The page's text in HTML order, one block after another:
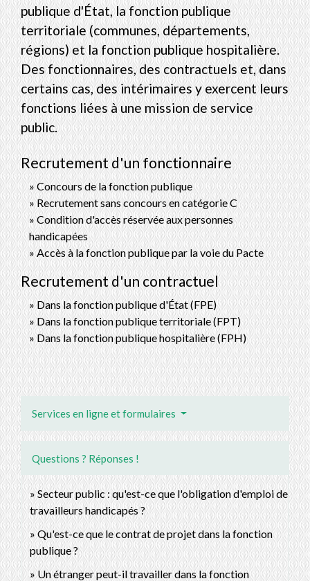
publique d'État, la fonction publique
territoriale (communes, départements,
régions) et la fonction publique hospitalière.
Des fonctionnaires, des contractuels et, dans
certains cas, des intérimaires y exercent leurs
fonctions liées à une mission de service
public.
Recrutement d'un fonctionnaire
Concours de la fonction publique
Recrutement sans concours en catégorie C
Condition d'accès réservée aux personnes
handicapées
Accès à la fonction publique par la voie du Pacte
Recrutement d'un contractuel
Dans la fonction publique d'État (FPE)
Dans la fonction publique territoriale (FPT)
Dans la fonction publique hospitalière (FPH)
Services en ligne et formulaires
Questions ? Réponses !
Secteur public : qu'est-ce que l'obligation d'emploi de
travailleurs handicapés ?
Qu'est-ce que le contrat de projet dans la fonction
publique ?
Un étranger peut-il travailler dans la fonction